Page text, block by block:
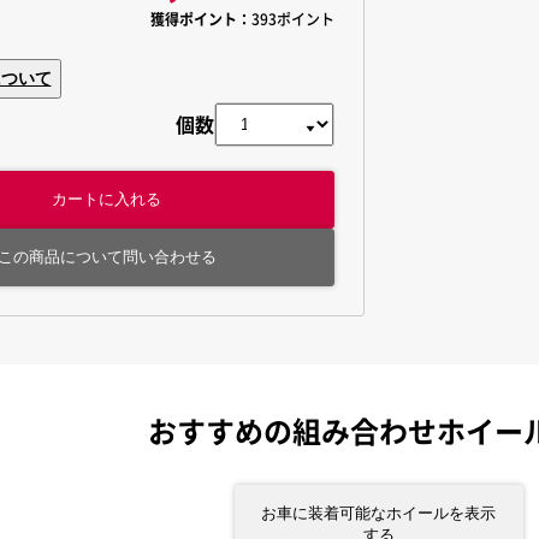
獲得ポイント： 393ポイント
いて
個数
カートに入れる
の商品について問い合わせる
おすすめの組み合わせホイー
お車に装着可能なホイールを表示
する